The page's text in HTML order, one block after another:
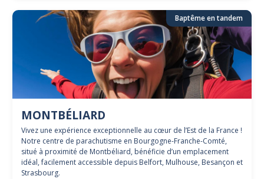
Baptême en tandem
MONTBÉLIARD
Vivez une expérience exceptionnelle au cœur de l’Est de la France !
Notre centre de parachutisme en Bourgogne-Franche-Comté,
situé à proximité de Montbéliard, bénéficie d’un emplacement
idéal, facilement accessible depuis Belfort, Mulhouse, Besançon et
Strasbourg.